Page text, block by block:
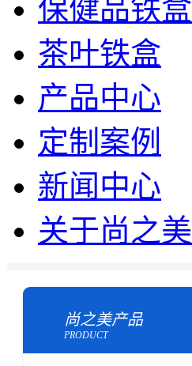
保健品铁盒
茶叶铁盒
产品中心
定制案例
新闻中心
关于尚之美
尚之美产品
PRODUCT